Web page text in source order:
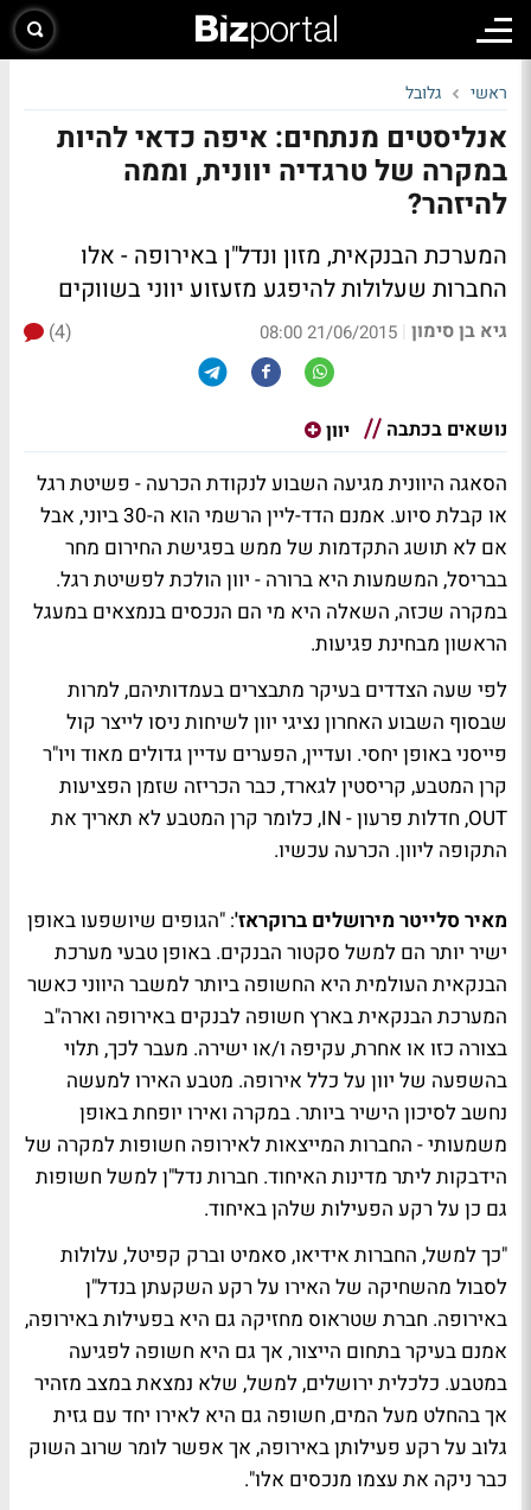
ראשי גלובל
אנליסטים מנתחים: איפה כדאי להיות
במקרה של טרגדיה יוונית, וממה
להיזהר?
המערכת הבנקאית, מזון ונדל"ן באירופה - אלו
החברות שעלולות להיפגע מזעזוע יווני בשווקים
גיא בן סימון |
21/06/2015 08:00
(4)
נושאים בכתבה יוון
הסאגה היוונית מגיעה השבוע לנקודת הכרעה - פשיטת רגל
או קבלת סיוע. אמנם הדד-ליין הרשמי הוא ה-30 ביוני, אבל
אם לא תושג התקדמות של ממש בפגישת החירום מחר
בבריסל, המשמעות היא ברורה - יוון הולכת לפשיטת רגל.
במקרה שכזה, השאלה היא מי הם הנכסים בנמצאים במעגל
הראשון מבחינת פגיעות.
לפי שעה הצדדים בעיקר מתבצרים בעמדותיהם, למרות
שבסוף השבוע האחרון נציגי יוון לשיחות ניסו לייצר קול
פייסני באופן יחסי. ועדיין, הפערים עדיין גדולים מאוד ויו"ר
קרן המטבע, קריסטין לגארד, כבר הכריזה שזמן הפציעות
OUT, חדלות פרעון - IN, כלומר קרן המטבע לא תאריך את
התקופה ליוון. הכרעה עכשיו.
מאיר סלייטר מירושלים ברוקראז': "הגופים שיושפעו באופן
ישיר יותר הם למשל סקטור הבנקים. באופן טבעי מערכת
הבנקאית העולמית היא החשופה ביותר למשבר היווני כאשר
המערכת הבנקאית בארץ חשופה לבנקים באירופה וארה"ב
בצורה כזו או אחרת, עקיפה ו/או ישירה. מעבר לכך, תלוי
בהשפעה של יוון על כלל אירופה. מטבע האירו למעשה
נחשב לסיכון הישיר ביותר. במקרה ואירו יופחת באופן
משמעותי - החברות המייצאות לאירופה חשופות למקרה של
הידבקות ליתר מדינות האיחוד. חברות נדל"ן למשל חשופות
גם כן על רקע הפעילות שלהן באיחוד.
"כך למשל, החברות אידיאו, סאמיט וברק קפיטל, עלולות
לסבול מהשחיקה של האירו על רקע השקעתן בנדל"ן
באירופה. חברת שטראוס מחזיקה גם היא בפעילות באירופה,
אמנם בעיקר בתחום הייצור, אך גם היא חשופה לפגיעה
במטבע. כלכלית ירושלים, למשל, שלא נמצאת במצב מזהיר
אך בהחלט מעל המים, חשופה גם היא לאירו יחד עם גזית
גלוב על רקע פעילותן באירופה, אך אפשר לומר שרוב השוק
כבר ניקה את עצמו מנכסים אלו".